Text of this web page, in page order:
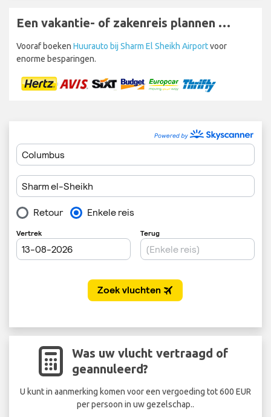
Een vakantie- of zakenreis plannen …
Vooraf boeken Huurauto bij Sharm El Sheikh Airportvoor
enorme besparingen.
Was uw vlucht vertraagd of
geannuleerd?
U kunt in aanmerking komen voor een vergoeding tot 600 EUR
per persoon in uw gezelschap..